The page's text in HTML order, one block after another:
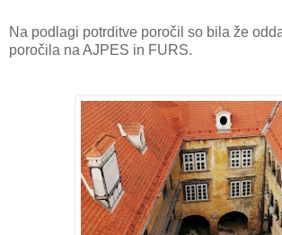
Na podlagi potrditve poročil so bila že
poročila na AJPES in FURS.